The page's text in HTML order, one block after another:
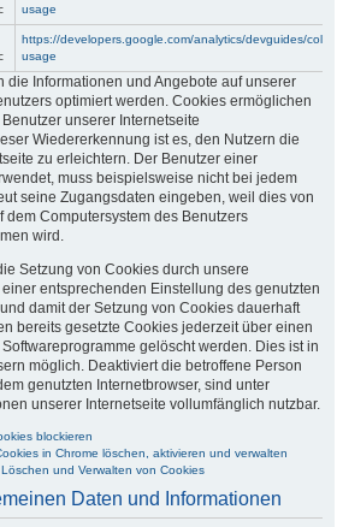
usage
https://developers.google.com/analytics/devguides/
usage
die Informationen und Angebote auf unserer
optimiert werden. Cookies ermöglichen
unserer Internetseite
Wiedererkennung ist es, den Nutzern die
zu erleichtern. Der Benutzer einer
muss beispielsweise nicht bei jedem
seine Zugangsdaten eingeben, weil dies von
dem Computersystem des Benutzers
wird.
Setzung von Cookies durch unsere
entsprechenden Einstellung des genutzten
damit der Setzung von Cookies dauerhaft
bereits gesetzte Cookies jederzeit über einen
gelöscht werden. Dies ist in
möglich. Deaktiviert die betroffene Person
genutzten Internetbrowser, sind unter
unserer Internetseite vollumfänglich nutzbar.
blockieren
in Chrome löschen, aktivieren und verwalten
Löschen und Verwalten von Cookies
Daten und Informationen